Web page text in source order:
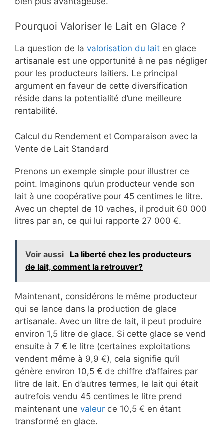
Pourquoi Valoriser le Lait en Glace ?
La question de la valorisation du lait en glace
artisanale est une opportunité à ne pas négliger
pour les producteurs laitiers. Le principal
argument en faveur de cette diversification
réside dans la potentialité d’une meilleure
rentabilité.
Calcul du Rendement et Comparaison avec la
Vente de Lait Standard
Prenons un exemple simple pour illustrer ce
point. Imaginons qu’un producteur vende son
lait à une coopérative pour 45 centimes le litre.
Avec un cheptel de 10 vaches, il produit 60 000
litres par an, ce qui lui rapporte 27 000 €.
Voir aussi
La liberté chez les producteurs
de lait, comment la retrouver?
Maintenant, considérons le même producteur
qui se lance dans la production de glace
artisanale. Avec un litre de lait, il peut produire
environ 1,5 litre de glace. Si cette glace se vend
ensuite à 7 € le litre (certaines exploitations
vendent même à 9,9 €), cela signifie qu’il
génère environ 10,5 € de chiffre d’affaires par
litre de lait. En d’autres termes, le lait qui était
autrefois vendu 45 centimes le litre prend
maintenant une valeur de 10,5 € en étant
transformé en glace.